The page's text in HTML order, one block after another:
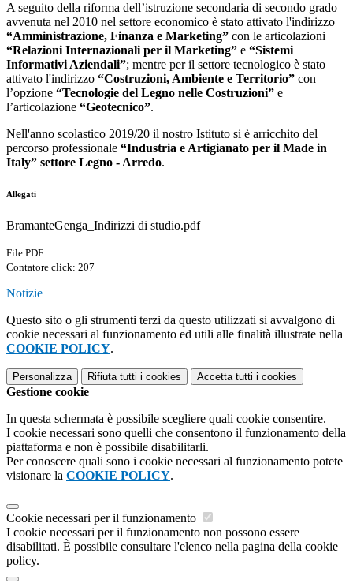
A seguito della riforma dell’istruzione secondaria di secondo grado
avvenuta nel 2010 nel settore economico è stato attivato l'indirizzo
“Amministrazione, Finanza e Marketing” con le articolazioni
“Relazioni Internazionali per il Marketing” e “Sistemi
Informativi Aziendali”; mentre per il settore tecnologico è stato
attivato l'indirizzo “Costruzioni, Ambiente e Territorio” con
l’opzione “Tecnologie del Legno nelle Costruzioni” e
l’articolazione “Geotecnico”.
Nell'anno scolastico 2019/20 il nostro Istituto si è arricchito del
percorso professionale “Industria e Artigianato per il Made in
Italy” settore Legno - Arredo.
Allegati
BramanteGenga_Indirizzi di studio.pdf
File PDF
Contatore click: 207
Notizie
Questo sito o gli strumenti terzi da questo utilizzati si avvalgono di
cookie necessari al funzionamento ed utili alle finalità illustrate nella
COOKIE POLICY.
Personalizza Rifiuta tutti i cookies Accetta tutti i cookies
Gestione cookie
In questa schermata è possibile scegliere quali cookie consentire.
I cookie necessari sono quelli che consentono il funzionamento della
piattaforma e non è possibile disabilitarli.
Per conoscere quali sono i cookie necessari al funzionamento potete
visionare la COOKIE POLICY.
Cookie necessari per il funzionamento
I cookie necessari per il funzionamento non possono essere
disabilitati. È possibile consultare l'elenco nella pagina della cookie
policy.